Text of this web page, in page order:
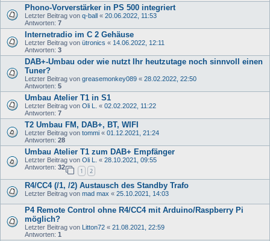
Phono-Vorverstärker in PS 500 integriert
Letzter Beitrag von q-ball « 20.06.2022, 11:53
Antworten: 7
Internetradio im C 2 Gehäuse
Letzter Beitrag von ütronics « 14.06.2022, 12:11
Antworten: 3
DAB+-Umbau oder wie nutzt Ihr heutzutage noch sinnvoll einen
Tuner?
Letzter Beitrag von greasemonkey089 « 28.02.2022, 22:50
Antworten: 5
Umbau Atelier T1 in S1
Letzter Beitrag von Oli L. « 02.02.2022, 11:22
Antworten: 7
T2 Umbau FM, DAB+, BT, WIFI
Letzter Beitrag von tommi « 01.12.2021, 21:24
Antworten: 28
Umbau Atelier T1 zum DAB+ Empfänger
Letzter Beitrag von Oli L. « 28.10.2021, 09:55
Antworten: 32
1 2
R4/CC4 (/1, /2) Austausch des Standby Trafo
Letzter Beitrag von mad max « 25.10.2021, 14:03
P4 Remote Control ohne R4/CC4 mit Arduino/Raspberry Pi
möglich?
Letzter Beitrag von Litton72 « 21.08.2021, 22:59
Antworten: 1